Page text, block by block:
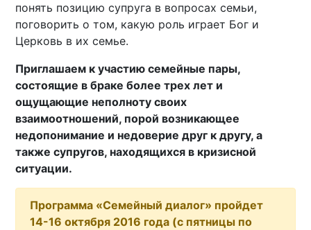
понять позицию супруга в вопросах семьи,
поговорить о том, какую роль играет Бог и
Церковь в их семье.
Приглашаем к участию семейные пары,
состоящие в браке более трех лет и
ощущающие неполноту своих
взаимоотношений, порой возникающее
недопонимание и недоверие друг к другу, а
также супругов, находящихся в кризисной
ситуации.
Программа «Семейный диалог» пройдет
14-16 октября 2016 года (с пятницы по